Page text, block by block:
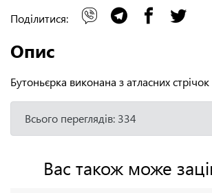
Поділитися:
Опис
Бутоньєрка виконана з атласних стрічок
Всього переглядів: 334
Вас також може